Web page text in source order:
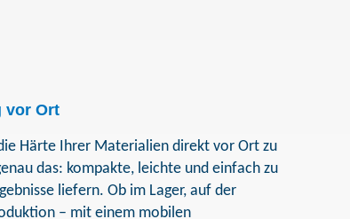
vor Ort
Härte Ihrer Materialien direkt vor Ort zu
das: kompakte, leichte und einfach zu
liefern. Ob im Lager, auf der
– mit einem mobilen